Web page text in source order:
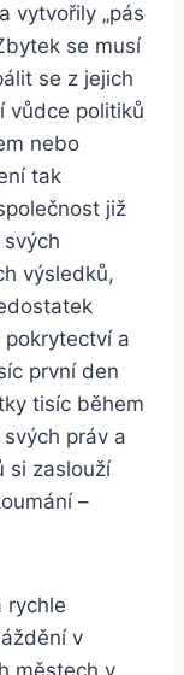
vytvořily „pás
se musí
se z jejich
vůdce politiků
nebo
tak
již
výsledků,
a
první den
tisíc během
práv a
si zaslouží
–
rychle
v